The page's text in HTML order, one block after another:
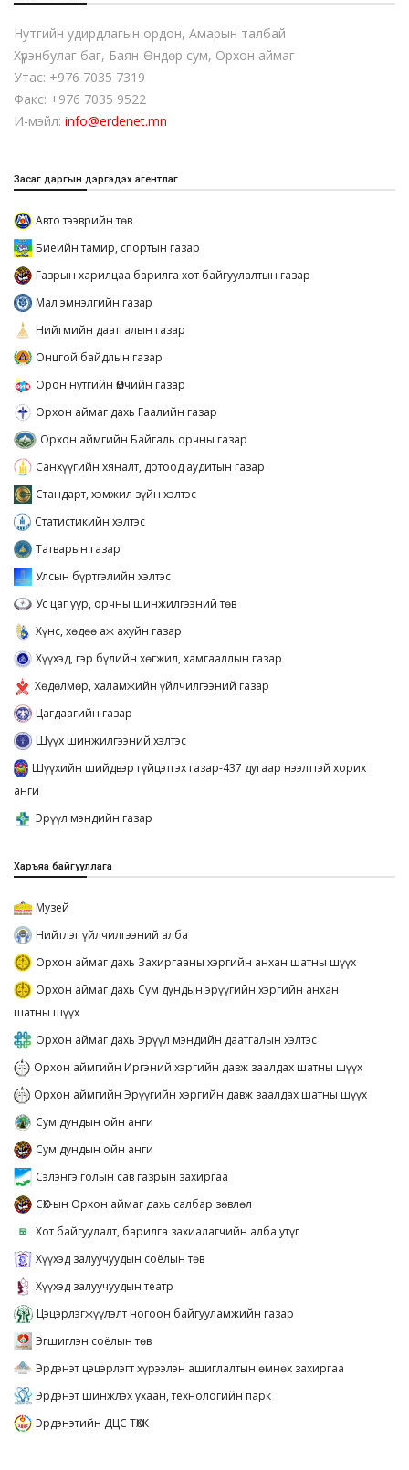
Нутгийн удирдлагын ордон, Амарын талбай
Хүрэнбулаг баг, Баян-Өндөр сум, Орхон аймаг
Утас: +976 7035 7319
Факс: +976 7035 9522
И-мэйл: info@erdenet.mn
Засаг даргын дэргэдэх агентлаг
Авто тээврийн төв
Биеийн тамир, спортын газар
Газрын харилцаа барилга хот байгуулалтын газар
Мал эмнэлгийн газар
Нийгмийн даатгалын газар
Онцгой байдлын газар
Орон нутгийн Өмчийн газар
Орхон аймаг дахь Гаалийн газар
Орхон аймгийн Байгаль орчны газар
Санхүүгийн хяналт, дотоод аудитын газар
Стандарт, хэмжил зүйн хэлтэс
Статистикийн хэлтэс
Татварын газар
Улсын бүртгэлийн хэлтэс
Ус цаг уур, орчны шинжилгээний төв
Хүнс, хөдөө аж ахуйн газар
Хүүхэд, гэр бүлийн хөгжил, хамгааллын газар
Хөдөлмөр, халамжийн үйлчилгээний газар
Цагдаагийн газар
Шүүх шинжилгээний хэлтэс
Шүүхийн шийдвэр гүйцэтгэх газар-437 дугаар нээлттэй хорих
анги
Эрүүл мэндийн газар
Харъяа байгууллага
Музей
Нийтлэг үйлчилгээний алба
Орхон аймаг дахь Захиргааны хэргийн анхан шатны шүүх
Орхон аймаг дахь Сум дундын эрүүгийн хэргийн анхан
шатны шүүх
Орхон аймаг дахь Эрүүл мэндийн даатгалын хэлтэс
Орхон аймгийн Иргэний хэргийн давж заалдах шатны шүүх
Орхон аймгийн Эрүүгийн хэргийн давж заалдах шатны шүүх
Сум дундын ойн анги
Сум дундын ойн анги
Сэлэнгэ голын сав газрын захиргаа
СӨХ-ын Орхон аймаг дахь салбар зөвлөл
Хот байгуулалт, барилга захиалагчийн алба утүг
Хүүхэд залуучуудын соёлын төв
Хүүхэд залуучуудын театр
Цэцэрлэгжүүлэлт ногоон байгууламжийн газар
Эгшиглэн соёлын төв
Эрдэнэт цэцэрлэгт хүрээлэн ашиглалтын өмнөх захиргаа
Эрдэнэт шинжлэх ухаан, технологийн парк
Эрдэнэтийн ДЦС ТӨХК